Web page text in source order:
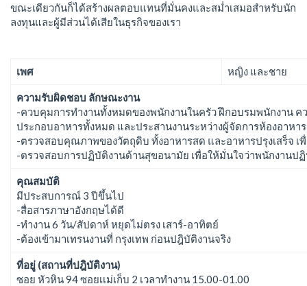
ขณะเดียวกันก็ได้สร้างผลตอบแทนที่มั่นคงและสม่ำเสมอสำหรับนัก
ลงทุนและผู้มีส่วนได้เสียในธุรกิจของเรา
เพศ หญิง และชาย
ความรับผิดชอบ ลักษณะงาน
-ควบคุมการทำงานทั้งหมดของพนักงานในครัว ฝึกอบรมพนักงาน
ประกอบอาหารทั้งหมด และประสานงานระหว่างผู้จัดการห้องอาห
-ตรวจสอบคุณภาพของวัตถุดิบ ทั้งอาหารสด และอาหารปรุงเสร็จ เ
-ตรวจสอบการปฏิบัติงานด้านสุขอนามัย เพื่อให้มั่นใจว่าพนักงาน
คุณสมบัติ
มีประสบการณ์ 3 ปีขึ้นไป
-สื่อสารภาษาอังกฤษได้ดี
-ทำงาน 6 วัน/สัปดาห์ หยุดไม่ตรง เสาร์-อาทิตย์
-ต้องเข้ามาเทรนงานที่ กรุงเทพ ก่อนปฎิบัติงานจริง
ที่อยู่ (สถานที่ปฎิบัติงาน)
ซอย หัวหิน 94 ซอยเเม่เก็บ 2 เวลาทำงาน 15.00-01.00